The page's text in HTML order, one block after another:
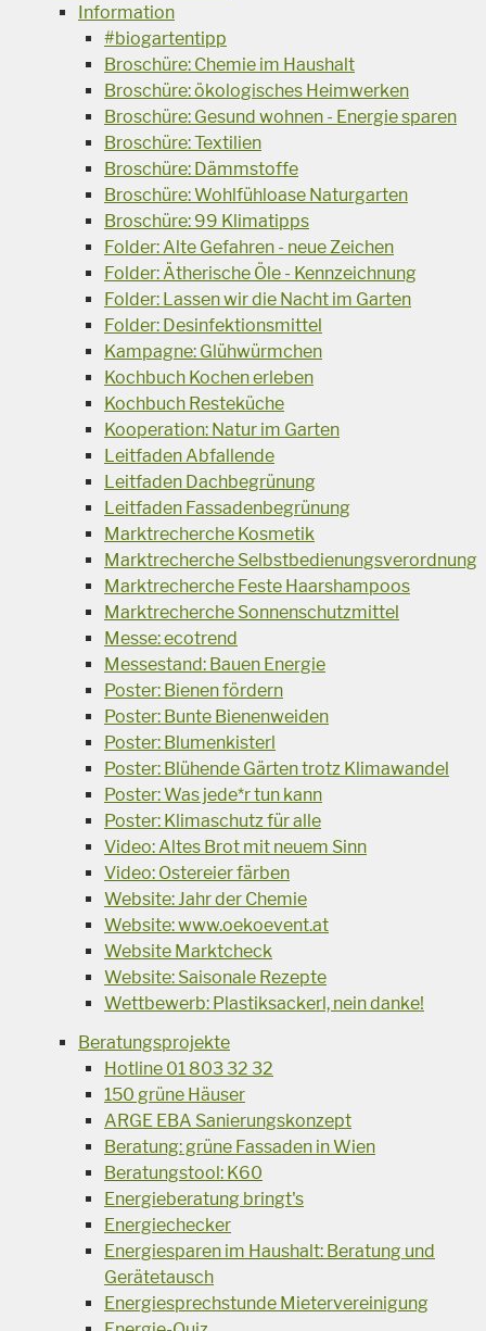
Information
#biogartentipp
Broschüre: Chemie im Haushalt
Broschüre: ökologisches Heimwerken
Broschüre: Gesund wohnen - Energie sparen
Broschüre: Textilien
Broschüre: Dämmstoffe
Broschüre: Wohlfühloase Naturgarten
Broschüre: 99 Klimatipps
Folder: Alte Gefahren - neue Zeichen
Folder: Ätherische Öle - Kennzeichnung
Folder: Lassen wir die Nacht im Garten
Folder: Desinfektionsmittel
Kampagne: Glühwürmchen
Kochbuch Kochen erleben
Kochbuch Resteküche
Kooperation: Natur im Garten
Leitfaden Abfallende
Leitfaden Dachbegrünung
Leitfaden Fassadenbegrünung
Marktrecherche Kosmetik
Marktrecherche Selbstbedienungsverordnung
Marktrecherche Feste Haarshampoos
Marktrecherche Sonnenschutzmittel
Messe: ecotrend
Messestand: Bauen Energie
Poster: Bienen fördern
Poster: Bunte Bienenweiden
Poster: Blumenkisterl
Poster: Blühende Gärten trotz Klimawandel
Poster: Was jede*r tun kann
Poster: Klimaschutz für alle
Video: Altes Brot mit neuem Sinn
Video: Ostereier färben
Website: Jahr der Chemie
Website: www.oekoevent.at
Website Marktcheck
Website: Saisonale Rezepte
Wettbewerb: Plastiksackerl, nein danke!
Beratungsprojekte
Hotline 01 803 32 32
150 grüne Häuser
ARGE EBA Sanierungskonzept
Beratung: grüne Fassaden in Wien
Beratungstool: K60
Energieberatung bringt's
Energiechecker
Energiesparen im Haushalt: Beratung und
Gerätetausch
Energiesprechstunde Mietervereinigung